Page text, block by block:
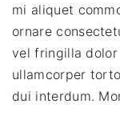
mi aliquet
ornare
vel fringilla
ullamcorper
dui interdum.